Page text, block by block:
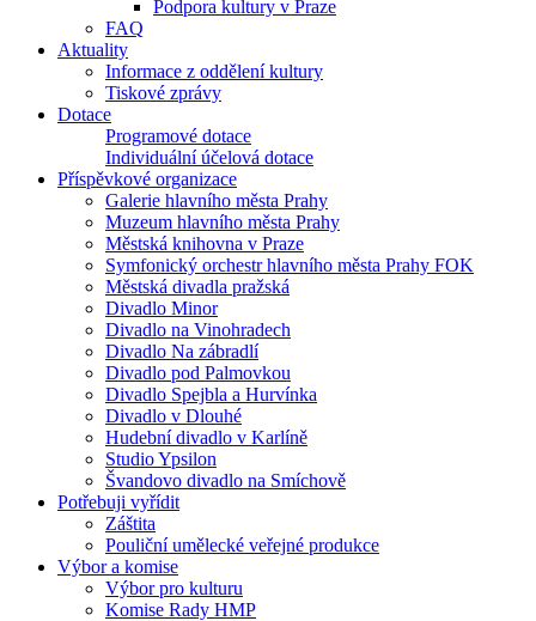
Podpora kultury v Praze
FAQ
Aktuality
Informace z oddělení kultury
Tiskové zprávy
Dotace
Programové dotace
Individuální účelová dotace
Příspěvkové organizace
Galerie hlavního města Prahy
Muzeum hlavního města Prahy
Městská knihovna v Praze
Symfonický orchestr hlavního města Prahy FOK
Městská divadla pražská
Divadlo Minor
Divadlo na Vinohradech
Divadlo Na zábradlí
Divadlo pod Palmovkou
Divadlo Spejbla a Hurvínka
Divadlo v Dlouhé
Hudební divadlo v Karlíně
Studio Ypsilon
Švandovo divadlo na Smíchově
Potřebuji vyřídit
Záštita
Pouliční umělecké veřejné produkce
Výbor a komise
Výbor pro kulturu
Komise Rady HMP